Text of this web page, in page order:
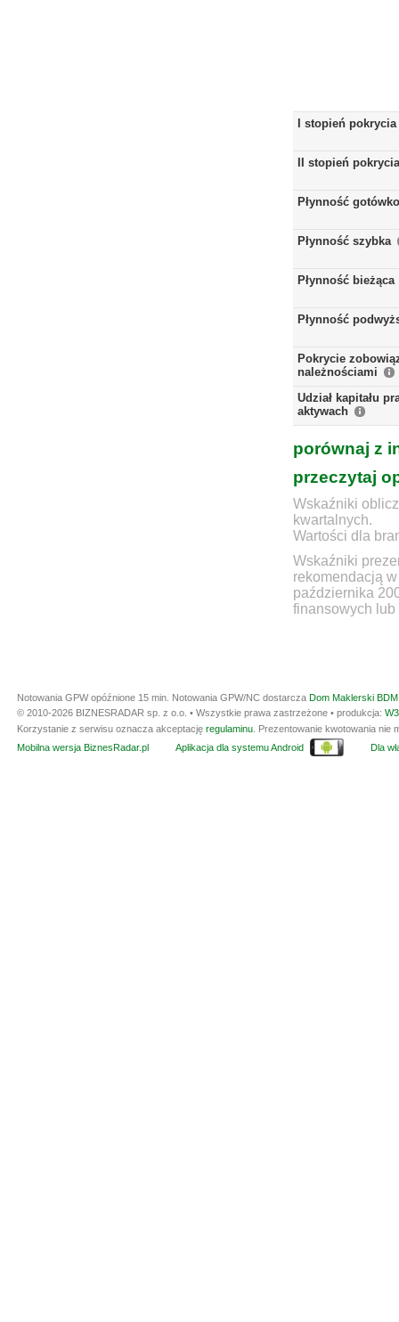
I stopień pokrycia
II stopień pokrycia
Płynność
Płynność szybka
Płynność bieżąca
Płynność
Pokrycie
należnościami
Udział kapitału
aktywach
porównaj z
przeczytaj
Wskaźniki
kwartalnych.
Wartości dla
Wskaźniki
rekomendacją
października
finansowych lub
Notowania GPW opóźnione 15 min. Notowania GPW/NC dostarcza Dom Maklerski
© 2010-2026 BIZNESRADAR sp. z o.o. • Wszystkie prawa zastrzeżone • produkcja:
Korzystanie z serwisu oznacza akceptację regulaminu . Prezentowanie kwotowania
Mobilna wersja BiznesRadar.pl
Aplikacja dla systemu Android Dla